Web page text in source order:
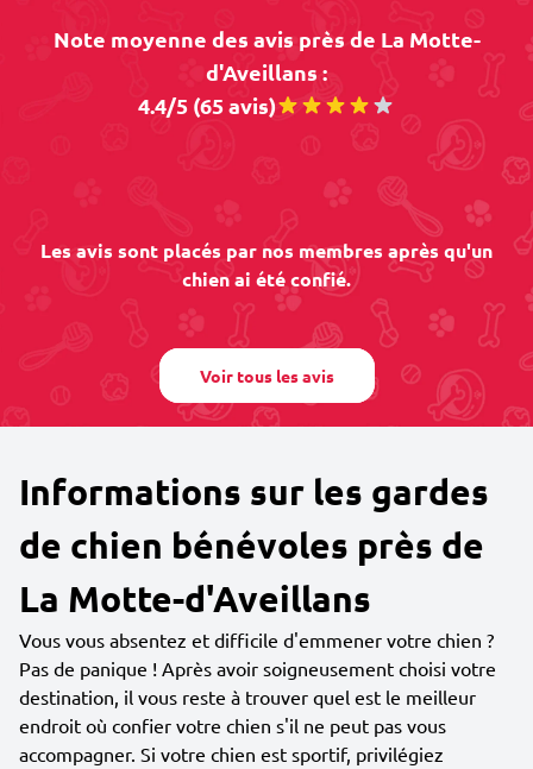
Note moyenne des avis près de La Motte-
d'Aveillans :
4.4/5 (65 avis)
Les avis sont placés par nos membres après qu'un
chien ai été confié.
Voir tous les avis
Informations sur les gardes
de chien bénévoles près de
La Motte-d'Aveillans
Vous vous absentez et difficile d'emmener votre chien ?
Pas de panique ! Après avoir soigneusement choisi votre
destination, il vous reste à trouver quel est le meilleur
endroit où confier votre chien s'il ne peut pas vous
accompagner. Si votre chien est sportif, privilégiez